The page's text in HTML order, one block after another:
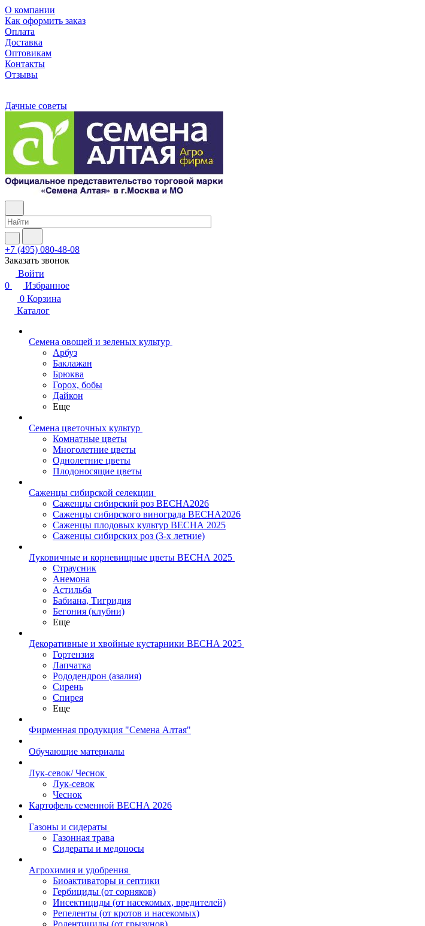
О компании
Как оформить заказ
Оплата
Доставка
Оптовикам
Контакты
Отзывы
Дачные советы
+7 (495) 080-48-08
Заказать звонок
Войти
0
Избранное
0 Корзина
Каталог
Семена овощей и зеленых культур
Арбуз
Баклажан
Брюква
Горох, бобы
Дайкон
Еще
Семена цветочных культур
Комнатные цветы
Многолетние цветы
Однолетние цветы
Плодоносящие цветы
Саженцы сибирской селекции
Саженцы сибирский роз ВЕСНА2026
Саженцы сибирского винограда ВЕСНА2026
Саженцы плодовых культур ВЕСНА 2025
Саженцы сибирских роз (3-х летние)
Луковичные и корневищные цветы ВЕСНА 2025
Страусник
Анемона
Астильба
Бабиана, Тигридия
Бегония (клубни)
Еще
Декоративные и хвойные кустарники ВЕСНА 2025
Гортензия
Лапчатка
Рододендрон (азалия)
Сирень
Спирея
Еще
Фирменная продукция "Семена Алтая"
Обучающие материалы
Лук-севок/ Чеснок
Лук-севок
Чеснок
Картофель семенной ВЕСНА 2026
Газоны и сидераты
Газонная трава
Сидераты и медоносы
Агрохимия и удобрения
Биоактиваторы и септики
Гербициды (от сорняков)
Инсектициды (от насекомых, вредителей)
Репеленты (от кротов и насекомых)
Родентициды (от грызунов)